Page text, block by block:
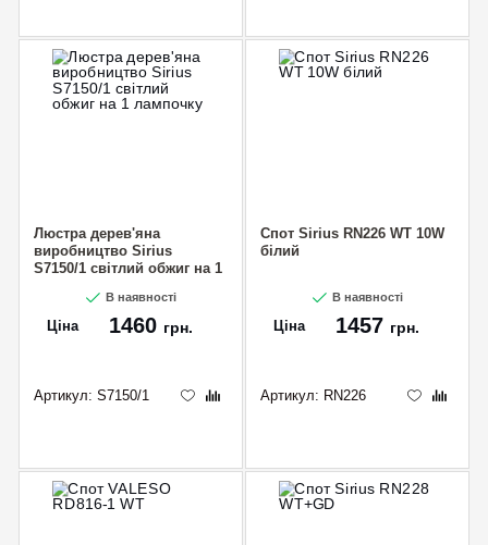
Люстра дерев'яна
виробництво Sirius
S7150/1 світлий обжиг на 1
В наявності
Ціна 1460 грн.
Артикул: S7150/1
Спот Sirius RN226 WT 10W
білий
В наявності
Ціна 1457 грн.
Артикул: RN226